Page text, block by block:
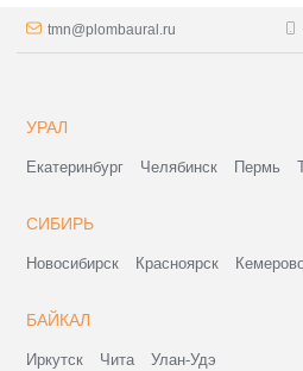
tmn@plombaural.ru
УРАЛ
Екатеринбург Челябинск Пермь
СИБИРЬ
Новосибирск Красноярск
БАЙКАЛ
Иркутск Чита Улан-Удэ